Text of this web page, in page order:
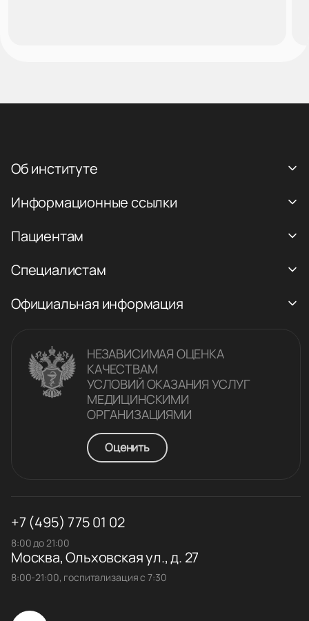
Об институте
Информационные ссылки
Пациентам
Специалистам
Официальная информация
НЕЗАВИСИМАЯ ОЦЕНКА
КАЧЕСТВАM
УСЛОВИЙ ОКАЗАНИЯ УСЛУГ
МЕДИЦИНСКИМИ
ОРГАНИЗАЦИЯМИ
Оценить
+7 (495) 775 01 02
8:00 до 21:00
Москва, Ольховская ул., д. 27
8:00-21:00, госпитализация с 7:30